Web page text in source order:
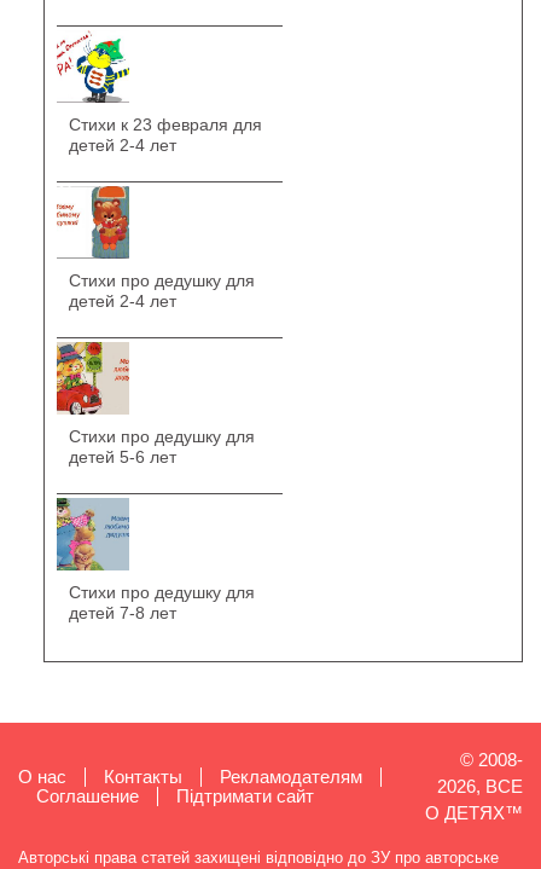
Стихи к 23 февраля для
детей 2-4 лет
Стихи про дедушку для
детей 2-4 лет
Стихи про дедушку для
детей 5-6 лет
Стихи про дедушку для
детей 7-8 лет
О нас Контакты
Рекламодателям
Cоглашение
Підтримати сайт
© 2008-
2026, ВСЕ
О ДЕТЯХ™
Авторські права статей захищені відповідно до ЗУ про авторське